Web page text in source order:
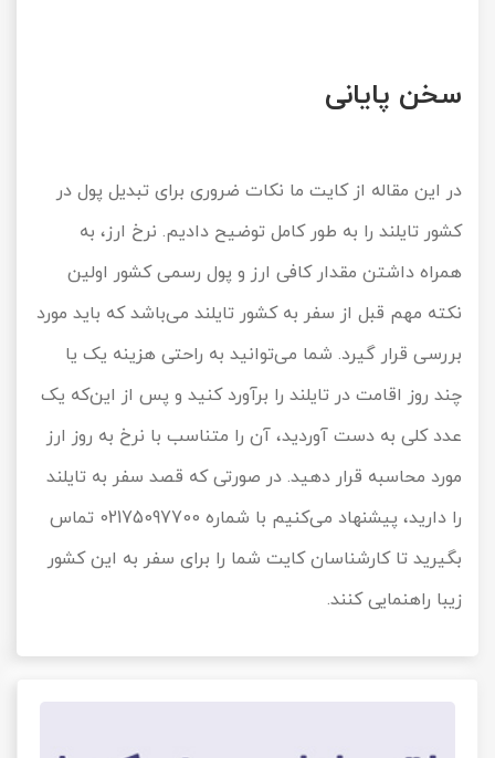
سخن پایانی
در این مقاله از کایت ما نکات ضروری برای تبدیل پول در
کشور تایلند را به طور کامل توضیح دادیم. نرخ ارز، به
همراه داشتن مقدار کافی ارز و پول رسمی کشور اولین
نکته مهم قبل از سفر به کشور تایلند می‌باشد که باید مورد
بررسی قرار گیرد. شما می‌توانید به راحتی هزینه یک یا
چند روز اقامت در تایلند را برآورد کنید و پس از این‌که یک
عدد کلی به دست آوردید، آن را متناسب با نرخ به روز ارز
مورد محاسبه قرار دهید. در صورتی که قصد سفر به تایلند
را دارید، پیشنهاد می‌کنیم با شماره 02175097700 تماس
بگیرید تا کارشناسان کایت شما را برای سفر به این کشور
زیبا راهنمایی کنند.